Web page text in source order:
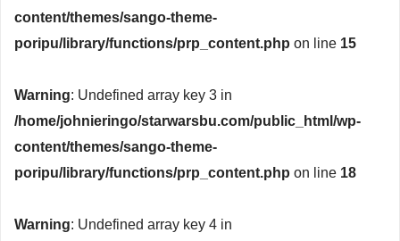
content/themes/sango-theme-
poripu/library/functions/prp_content.php on line 15
Warning: Undefined array key 3 in
/home/johnieringo/starwarsbu.com/public_html/wp-
content/themes/sango-theme-
poripu/library/functions/prp_content.php on line 18
Warning: Undefined array key 4 in